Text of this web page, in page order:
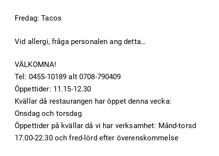
Fredag: Tacos
Vid allergi, fråga personalen ang detta…
VÄLKOMNA!
Tel: 0455-10189 alt 0708-790409
Öppettider: 11.15-12.30
Kvällar då restaurangen har öppet denna vecka:
Onsdag och torsdag
Öppettider på kvällar då vi har verksamhet: Månd-torsd
17.00-22.30 och fred-lörd efter överenskommelse